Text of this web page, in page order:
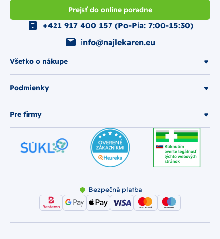
Prejsť do online poradne
Všetko o nákupe
Podmienky
Pre firmy
+421 917 400 157 (Po-Pia: 7:00-15:30)
info@najlekaren.eu
Bezpečná platba